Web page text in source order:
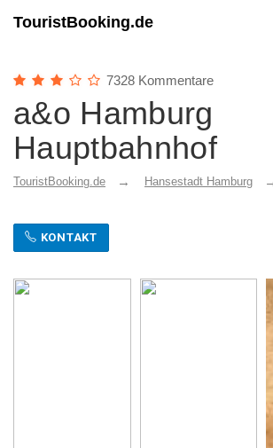
TouristBooking.de
7328 Kommentare
a&o Hamburg
Hauptbahnhof
TouristBooking.de Hansestadt Hamburg
KONTAKT